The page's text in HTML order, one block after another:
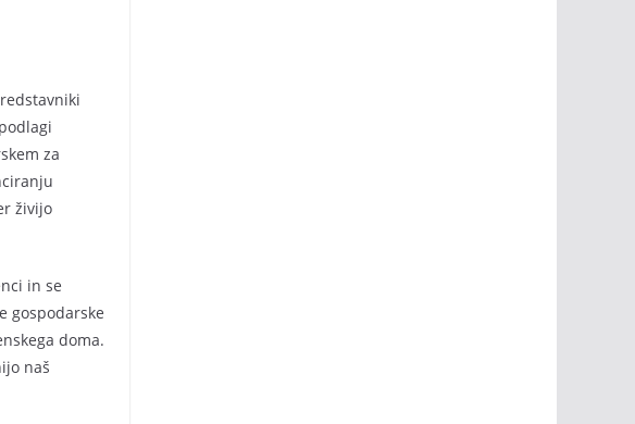
za
živijo
in se
gospodarske
doma.
naš